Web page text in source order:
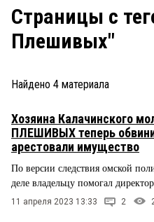
ЗАКОН
ПРОИСШЕСТВИЯ
СТИЛЬ ЖИЗНИ
Страницы c
Плешивых"
Найдено 4 материала
Хозяина Калачинского
ПЛЕШИВЫХ теперь
арестовали имущество
По версии следствия омской
деле владельцу помогал
11 апреля 2023 13:33 2